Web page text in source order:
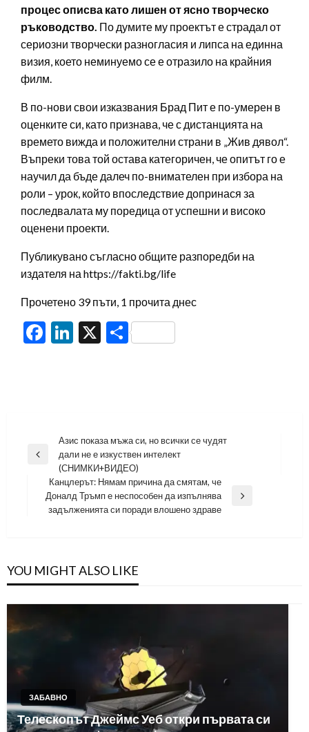
процес описва като лишен от ясно творческо
ръководство. По думите му проектът е страдал от
сериозни творчески разногласия и липса на единна
визия, което неминуемо се е отразило на крайния
филм.
В по-нови свои изказвания Брад Пит е по-умерен в
оценките си, като признава, че с дистанцията на
времето вижда и положителни страни в „Жив дявол“.
Въпреки това той остава категоричен, че опитът го е
научил да бъде далеч по-внимателен при избора на
роли – урок, който впоследствие допринася за
последвалата му поредица от успешни и високо
оценени проекти.
Публикувано съгласно общите разпоредби на
издателя на https://fakti.bg/life
Прочетено 39 пъти, 1 прочита днес
Facebook
LinkedIn
X Share
Навигация
Previous
Азис показа мъжа си, но всички се чудят
дали не е изкуствен интелект
(СНИМКИ+ВИДЕО)
Next
Post
Канцлерът: Нямам причина да смятам, че
Доналд Тръмп е неспособен да изпълнява
задълженията си поради влошено здраве
YOU MIGHT ALSO LIKE
ЗАБАВНО
Телескопът Джеймс Уеб откри първата си